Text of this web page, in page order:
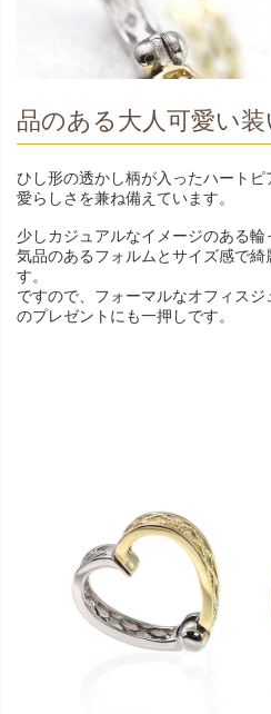
品のある大人可愛い
ひし形の透かし柄が入ったハート
愛らしさを兼ね備えています。
少しカジュアルなイメージのある輪
気品のあるフォルムとサイズ感で
す。
ですので、フォーマルなオフィス
のプレゼントにも一押しです。